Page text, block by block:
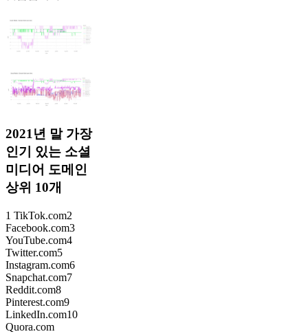
2021년 말 가장
인기 있는 소셜
미디어 도메인
상위 10개
1 TikTok.com2
Facebook.com3
YouTube.com4
Twitter.com5
Instagram.com6
Snapchat.com7
Reddit.com8
Pinterest.com9
LinkedIn.com10
Quora.com